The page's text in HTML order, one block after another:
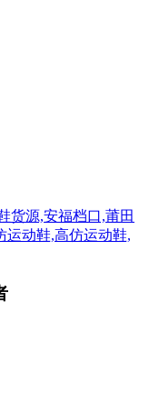
货源,安福档口,莆田
运动鞋,高仿运动鞋,